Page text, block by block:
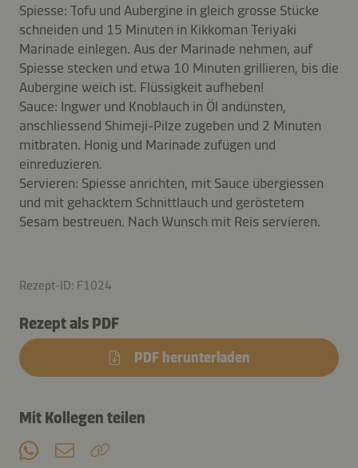
Spiesse: Tofu und Aubergine in gleich grosse Stücke
schneiden und 15 Minuten in Kikkoman Teriyaki
Marinade einlegen. Aus der Marinade nehmen, auf
Spiesse stecken und etwa 10 Minuten grillieren, bis die
Aubergine weich ist. Flüssigkeit aufheben!
Sauce: Ingwer und Knoblauch in Öl andünsten,
anschliessend Shimeji-Pilze zugeben und 2 Minuten
mitbraten. Honig und Marinade zufügen und
einreduzieren.
Servieren: Spiesse anrichten, mit Sauce übergiessen
und mit gehacktem Schnittlauch und geröstetem
Sesam bestreuen. Nach Wunsch mit Reis servieren.
Rezept-ID: F1024
Rezept als PDF
PDF herunterladen
Mit Kollegen teilen